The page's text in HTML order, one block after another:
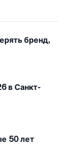
бренд,
в Санкт-
50 лет